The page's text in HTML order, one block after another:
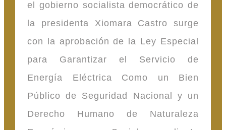
el gobierno socialista democrático de
la presidenta Xiomara Castro surge
con la aprobación de la Ley Especial
para Garantizar el Servicio de
Energía Eléctrica Como un Bien
Público de Seguridad Nacional y un
Derecho Humano de Naturaleza